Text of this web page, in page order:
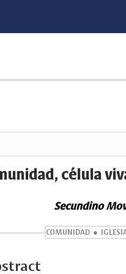
célula
Secundino
COMUNIDAD